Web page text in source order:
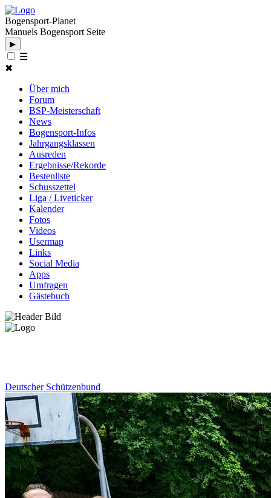
Bogensport-Planet
Manuels Bogensport Seite
▶
☰
✖
Über mich
Forum
BSP-Meisterschaft
News
Bogensport-Infos
Jahrgangsklassen
Ausreden
Ergebnisse/Rekorde
Bestenliste
Schusszettel
Liga / Liveticker
Kalender
Fotos
Videos
Usermap
Links
Social Media
Apps
Umfragen
Gästebuch
Deutscher Schützenbund